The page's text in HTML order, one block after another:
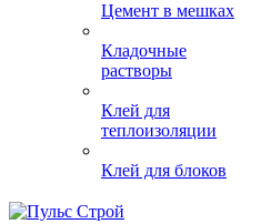
Цемент в мешках
Кладочные
растворы
Клей для
теплоизоляции
Клей для блоков